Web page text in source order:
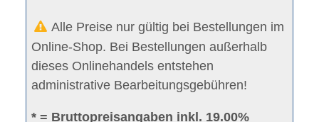
Alle Preise nur gültig bei Bestellungen im
Online-Shop. Bei Bestellungen außerhalb
dieses Onlinehandels entstehen
administrative Bearbeitungsgebühren!
* = Bruttopreisangaben inkl. 19.00%